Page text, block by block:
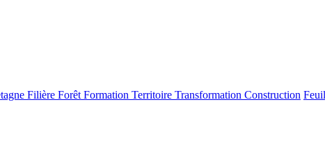
Filière Forêt Formation Territoire Transformation Construction